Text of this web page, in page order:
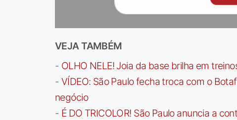
VEJA TAMBÉM
- OLHO NELE! Joia da base brilha em
- VÍDEO: São Paulo fecha troca com o
negócio
- É DO TRICOLOR! São Paulo anuncia a